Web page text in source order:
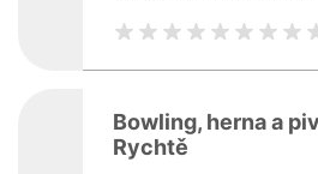
Bowling, herna a
Rychtě